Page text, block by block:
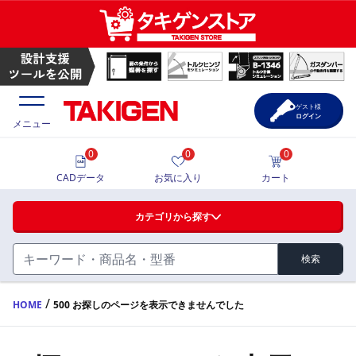
ハンドル・取手・つまみ・周辺機器
FA・A
蝶番・ステー・周辺機器
価格一覧
製品カタログ
メニュー
カテゴリから探す
検索
0
CADデータ
0
お気に入り
0
カート
ゲスト様
ログイン
HOME / 500 お探しのページを表示できませんでした